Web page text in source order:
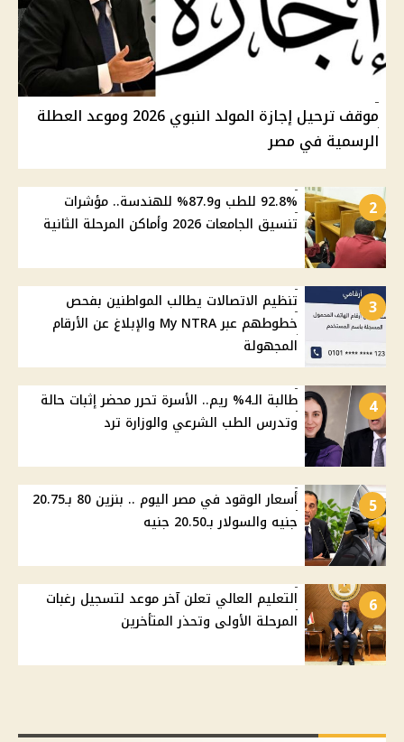
موقف ترحيل إجازة المولد النبوي 2026 وموعد العطلة
الرسمية في مصر
2
92.8% للطب و87.9% للهندسة.. مؤشرات
تنسيق الجامعات 2026 وأماكن المرحلة الثانية
3
تنظيم الاتصالات يطالب المواطنين بفحص
خطوطهم عبر My NTRA والإبلاغ عن الأرقام
المجهولة
4
طالبة الـ4% ريم.. الأسرة تحرر محضر إثبات حالة
وتدرس الطب الشرعي والوزارة ترد
5
أسعار الوقود في مصر اليوم .. بنزين 80 بـ20.75
جنيه والسولار بـ20.50 جنيه
6
التعليم العالي تعلن آخر موعد لتسجيل رغبات
المرحلة الأولى وتحذر المتأخرين